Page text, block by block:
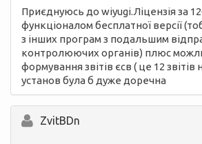
Приєднуюсь до wiyugi.Ліцензія за
функціоналом бесплатної версії
з інших програм з подальшим
контролюючих органів) плюс
формування звітів єсв ( це 12 звітів
установ була б дуже доречна
ZvitBDn